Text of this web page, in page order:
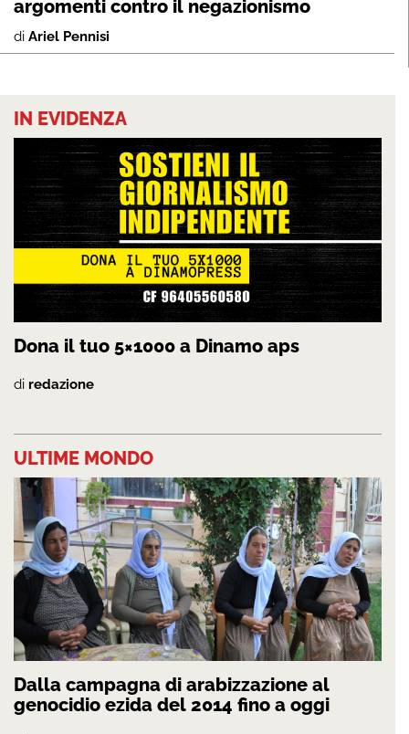
argomenti contro il negazionismo
di Ariel Pennisi
IN EVIDENZA
Dona il tuo 5×1000 a Dinamo aps
di redazione
ULTIME MONDO
Dalla campagna di arabizzazione al
genocidio ezida del 2014 fino a oggi